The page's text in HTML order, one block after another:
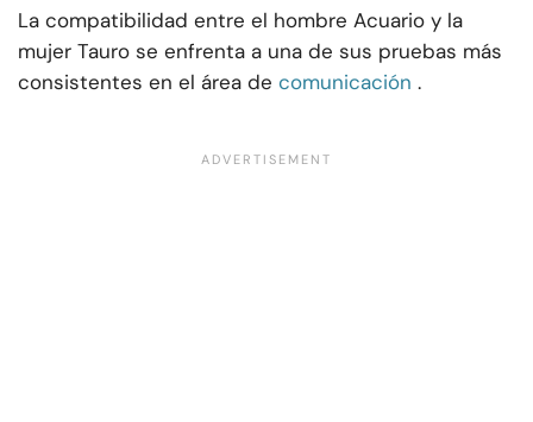
La compatibilidad entre el hombre Acuario y la
mujer Tauro se enfrenta a una de sus pruebas más
consistentes en el área de comunicación .